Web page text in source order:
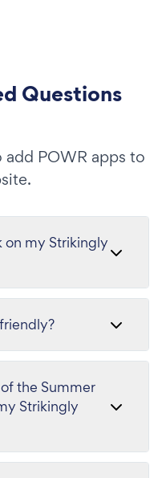
Questions
POWR apps to
on my Strikingly
the Summer
Strikingly